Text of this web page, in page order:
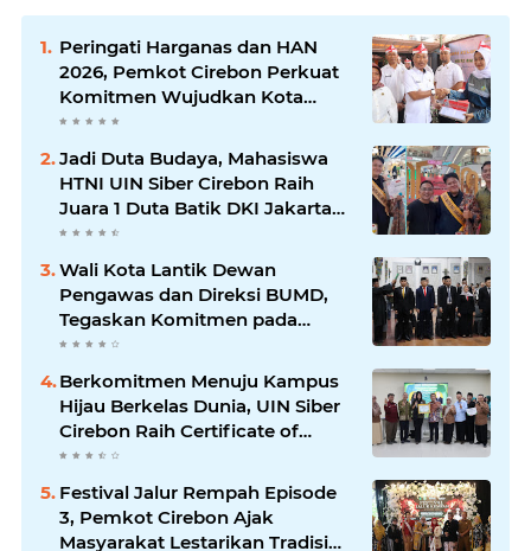
Peringati Harganas dan HAN
2026, Pemkot Cirebon Perkuat
Komitmen Wujudkan Kota
Layak Anak
Jadi Duta Budaya, Mahasiswa
HTNI UIN Siber Cirebon Raih
Juara 1 Duta Batik DKI Jakarta
2026
Wali Kota Lantik Dewan
Pengawas dan Direksi BUMD,
Tegaskan Komitmen pada
Kinerja dan Integritas
Berkomitmen Menuju Kampus
Hijau Berkelas Dunia, UIN Siber
Cirebon Raih Certificate of
Compliance UI GreenMetric
Festival Jalur Rempah Episode
3, Pemkot Cirebon Ajak
Masyarakat Lestarikan Tradisi